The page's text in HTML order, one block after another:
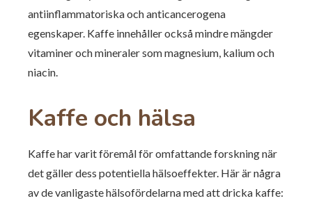
antiinflammatoriska och anticancerogena
egenskaper. Kaffe innehåller också mindre mängder
vitaminer och mineraler som magnesium, kalium och
niacin.
Kaffe och hälsa
Kaffe har varit föremål för omfattande forskning när
det gäller dess potentiella hälsoeffekter. Här är några
av de vanligaste hälsofördelarna med att dricka kaffe: